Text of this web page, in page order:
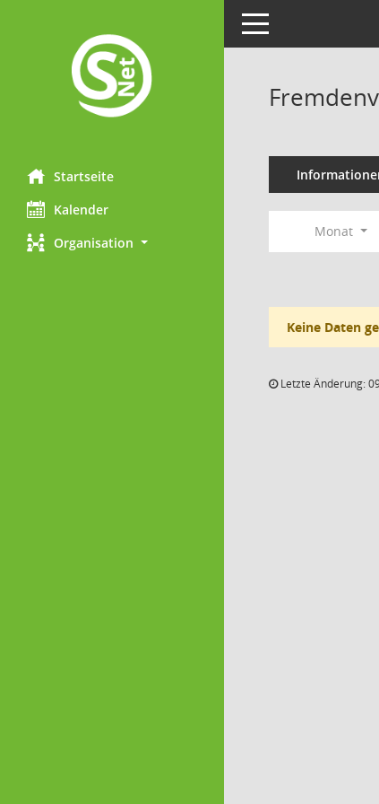
Startseite
Kalender
Organisation
Toggle navigation
Monat
Keine Daten
Letzte Änderung: